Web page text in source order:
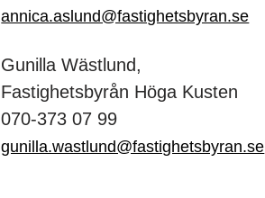
annica.aslund@fastighetsbyran.se
Gunilla Wästlund,
Fastighetsbyrån Höga Kusten
070-373 07 99
gunilla.wastlund@fastighetsbyran.se